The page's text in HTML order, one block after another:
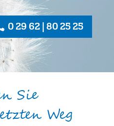
0 29 62 | 80 25 25
Sie
Weg